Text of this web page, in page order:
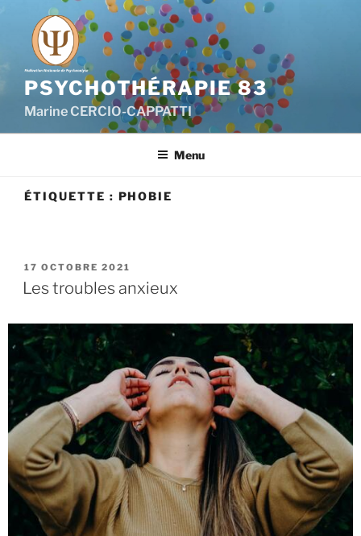
PSYCHOTHÉRAPIE 83
Marine CERCIO-CAPPATTI
Menu
ÉTIQUETTE : PHOBIE
17 OCTOBRE 2021
Les troubles anxieux